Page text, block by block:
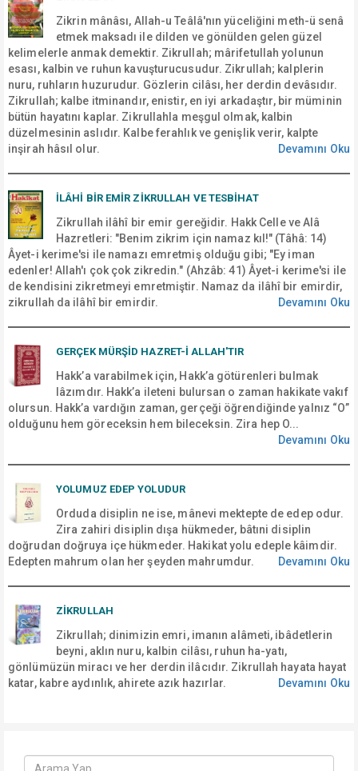
Zikrin mânâsı, Allah-u Teâlâ'nın yüceliğini meth-ü senâ
etmek maksadı ile dilden ve gönülden gelen güzel
kelimelerle anmak demektir. Zikrullah; mârifetullah yolunun
esası, kalbin ve ruhun kavuşturucusudur. Zikrullah; kalplerin
nuru, ruhların huzurudur. Gözlerin cilâsı, her derdin devâsıdır.
Zikrullah; kalbe itminandır, enistir, en iyi arkadaştır, bir müminin
bütün hayatını kaplar. Zikrullahla meşgul olmak, kalbin
düzelmesinin aslıdır. Kalbe ferahlık ve genişlik verir, kalpte
inşirah hâsıl olur.
Devamını Oku
İLÂHİ BİR EMİR ZİKRULLAH VE TESBİHAT
Zikrullah ilâhî bir emir gereğidir. Hakk Celle ve Alâ
Hazretleri: "Benim zikrim için namaz kıl!" (Tâhâ: 14)
Âyet-i kerime'si ile namazı emretmiş olduğu gibi; "Ey iman
edenler! Allah'ı çok çok zikredin." (Ahzâb: 41) Âyet-i kerime'si ile
de kendisini zikretmeyi emretmiştir. Namaz da ilâhî bir emirdir,
zikrullah da ilâhî bir emirdir.
Devamını Oku
GERÇEK MÜRŞİD HAZRET-İ ALLAH'TIR
Hakk’a varabilmek için, Hakk’a götürenleri bulmak
lâzımdır. Hakk’a ileteni bulursan o zaman hakikate vakıf
olursun. Hakk’a vardığın zaman, gerçeği öğrendiğinde yalnız “O”
olduğunu hem göreceksin hem bileceksin. Zira hep O...
Devamını Oku
YOLUMUZ EDEP YOLUDUR
Orduda disiplin ne ise, mânevi mektepte de edep odur.
Zira zahiri disiplin dışa hükmeder, bâtıni disiplin
doğrudan doğruya içe hükmeder. Hakikat yolu edeple kâimdir.
Edepten mahrum olan her şeyden mahrumdur.
Devamını Oku
ZİKRULLAH
Zikrullah; dinimizin emri, imanın alâmeti, ibâdetlerin
beyni, aklın nuru, kalbin cilâsı, ruhun ha-yatı,
gönlümüzün miracı ve her derdin ilâcıdır. Zikrullah hayata hayat
katar, kabre aydınlık, ahirete azık hazırlar.
Devamını Oku